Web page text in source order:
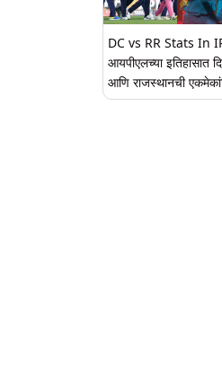
DC vs RR Stats In
आयपीएलच्या इतिहासात
आणि राजस्थानची
अशी आहे कामगिरी, दोन्ही